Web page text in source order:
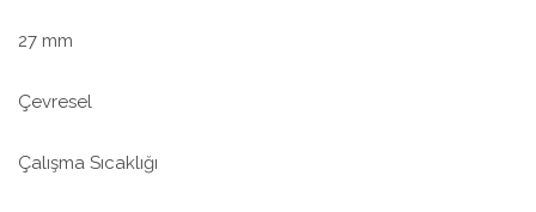
27 mm
Çevresel
Çalışma Sıcaklığı